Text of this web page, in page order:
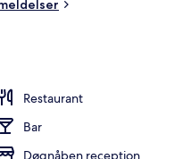
Restaurant
Bar
Døgnåben reception